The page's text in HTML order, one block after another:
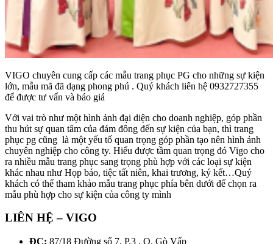
VIGO chuyên cung cấp các mẫu trang phục PG cho những sự kiện
lớn, mẫu mã đã dạng phong phú . Quý khách liên hệ 0932727355
để được tư vấn và báo giá
Với vai trò như một hình ảnh đại diện cho doanh nghiệp, góp phần
thu hút sự quan tâm của đám đông đến sự kiện của bạn, thì trang
phục pg cũng là một yếu tố quan trọng góp phần tạo nên hình ảnh
chuyên nghiệp cho công ty. Hiểu được tầm quan trọng đó Vigo cho
ra nhiều mẫu trang phục sang trọng phù hợp với các loại sự kiện
khác nhau như Họp báo, tiệc tất niên, khai trương, ký kết…Quý
khách có thể tham khảo mẫu trang phục phía bên dưới để chọn ra
mẫu phù hợp cho sự kiện của công ty mình
LIÊN HỆ – VIGO
ĐC: 87/18 Đường số 7, P.3 , Q. Gò Vấp